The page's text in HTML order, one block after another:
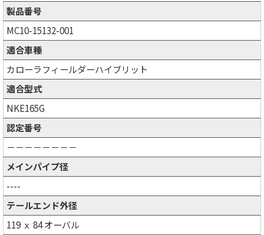
製品番号
MC10-15132-001
適合車種
カローラフィールダーハイブリット
適合型式
NKE165G
認定番号
－－－－－－－－
メインパイプ径
----
テールエンド外径
119 ｘ 84 オーバル